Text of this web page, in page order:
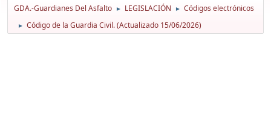
GDA.-Guardianes Del Asfalto ► LEGISLACIÓN ► Códigos electrónicos
► Código de la Guardia Civil. (Actualizado 15/06/2026)